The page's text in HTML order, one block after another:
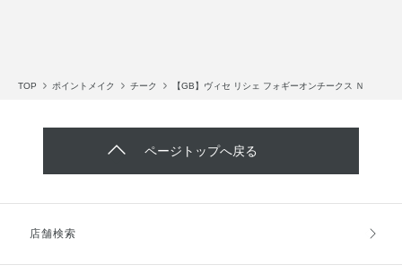
TOP ポイントメイク チーク 【GB】ヴィセ リシェ フォギーオンチークス Ｎ
ページトップへ戻る
店舗検索